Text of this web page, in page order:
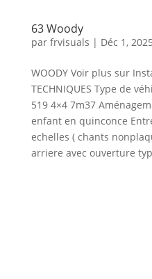
63 Woody
par frvisuals | Déc 1, 2025
WOODY Voir plus sur
TECHNIQUES Type de
519 4×4 7m37
enfant en quinconce
echelles ( chants
arriere avec ouverture